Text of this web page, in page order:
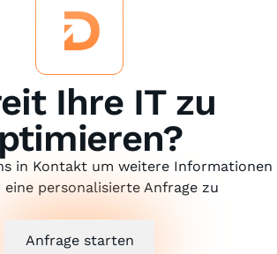
Ihre IT zu
in Kontakt um weitere Informationen
personalisierte Anfrage zu
Anfrage starten